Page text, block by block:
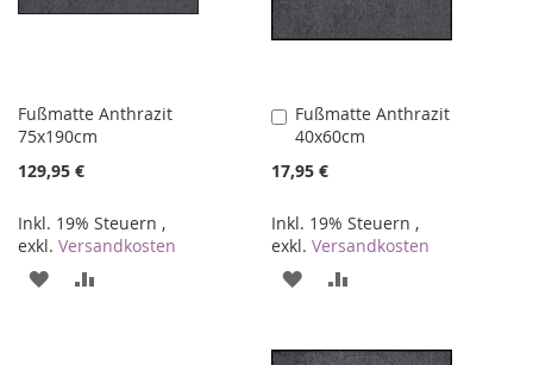
Fußmatte Anthrazit
75x190cm
129,95 €
Inkl. 19% Steuern ,
exkl. Versandkosten
ZUR
Fußmatte Anthrazit
40x60cm
17,95 €
Inkl. 19% Steuern ,
exkl.Versandkosten
In
den
Warenkorb
ZUR
HINZUFÜGEN
HINZUFÜGEN